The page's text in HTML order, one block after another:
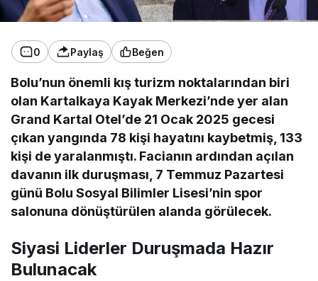
0 Paylaş Beğen
Bolu’nun önemli kış turizm noktalarından biri
olan Kartalkaya Kayak Merkezi’nde yer alan
Grand Kartal Otel’de 21 Ocak 2025 gecesi
çıkan yangında 78 kişi hayatını kaybetmiş, 133
kişi de yaralanmıştı. Facianın ardından açılan
davanın ilk duruşması, 7 Temmuz Pazartesi
günü Bolu Sosyal Bilimler Lisesi’nin spor
salonuna dönüştürülen alanda görülecek.
Siyasi Liderler Duruşmada Hazır
Bulunacak